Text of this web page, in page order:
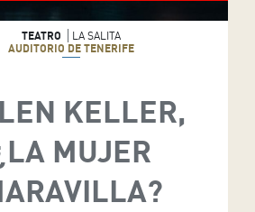
TEATRO
LA SALITA
AUDITORIO DE TENERIFE
KELLER,
MUJER